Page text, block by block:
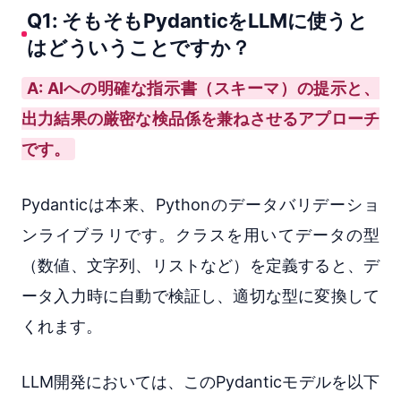
Q1: そもそもPydanticをLLMに使うと
はどういうことですか？
A: AIへの明確な指示書（スキーマ）の提示と、
出力結果の厳密な検品係を兼ねさせるアプローチ
です。
Pydanticは本来、Pythonのデータバリデーショ
ンライブラリです。クラスを用いてデータの型
（数値、文字列、リストなど）を定義すると、デ
ータ入力時に自動で検証し、適切な型に変換して
くれます。
LLM開発においては、このPydanticモデルを以下